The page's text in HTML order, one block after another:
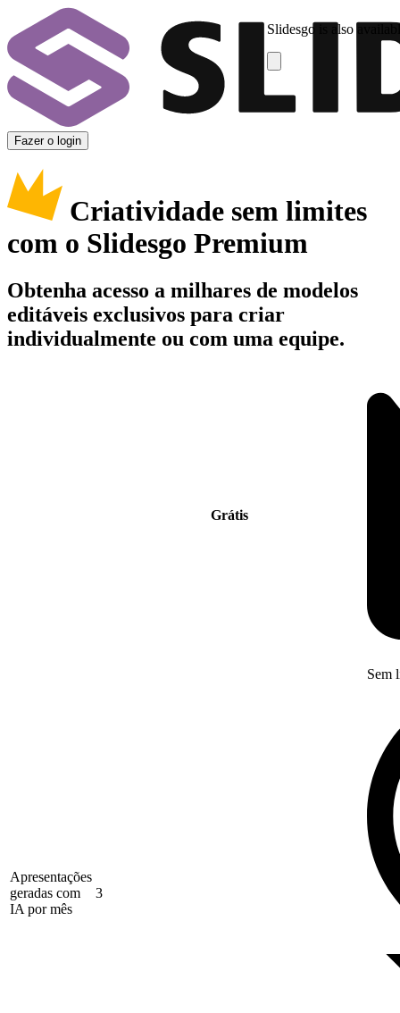
Slidesgo is also
Fazer o login
Criatividade sem limites
com o Slidesgo Premium
Obtenha acesso a milhares de modelos
editáveis exclusivos para criar
individualmente ou com uma equipe.
Grátis
Apresentações
geradas com
IA por mês
3
Sem